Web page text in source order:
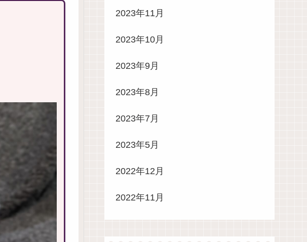
2023年11月
2023年10月
2023年9月
2023年8月
2023年7月
2023年5月
2022年12月
2022年11月